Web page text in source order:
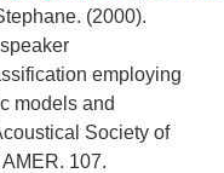
(2000).
employing
models and
Society of
107.